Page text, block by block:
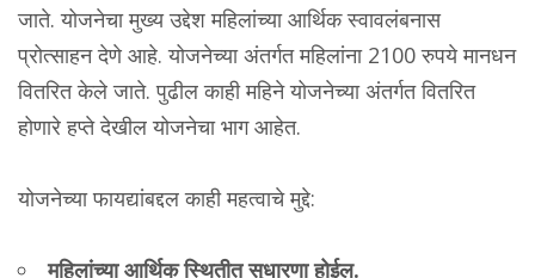
जाते. योजनेचा मुख्य उद्देश महिलांच्या आर्थिक स्वावलंबनास
प्रोत्साहन देणे आहे. योजनेच्या अंतर्गत महिलांना 2100 रुपये मानधन
वितरित केले जाते. पुढील काही महिने योजनेच्या अंतर्गत वितरित
होणारे हप्ते देखील योजनेचा भाग आहेत.
योजनेच्या फायद्यांबद्दल काही महत्वाचे मुद्दे:
महिलांच्या आर्थिक स्थितीत सुधारणा होईल.